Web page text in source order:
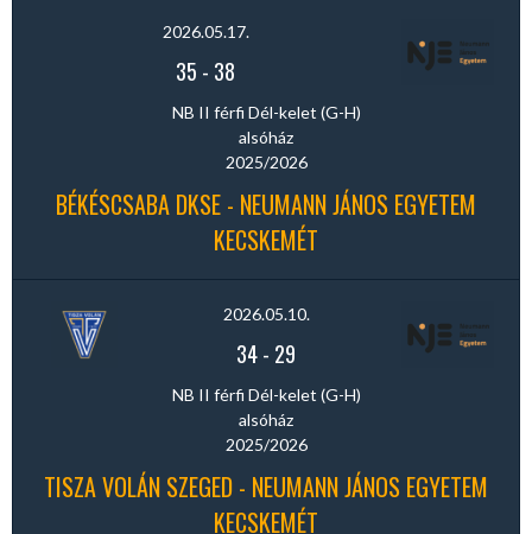
2026.05.17.
35 - 38
NB II férfi Dél-kelet (G-H)
alsóház
2025/2026
BÉKÉSCSABA DKSE - NEUMANN JÁNOS EGYETEM
KECSKEMÉT
2026.05.10.
34- 29
NB II férfi Dél-kelet (G-H)
alsóház
2025/2026
TISZA VOLÁN SZEGED - NEUMANN JÁNOS EGYETEM
KECSKEMÉT